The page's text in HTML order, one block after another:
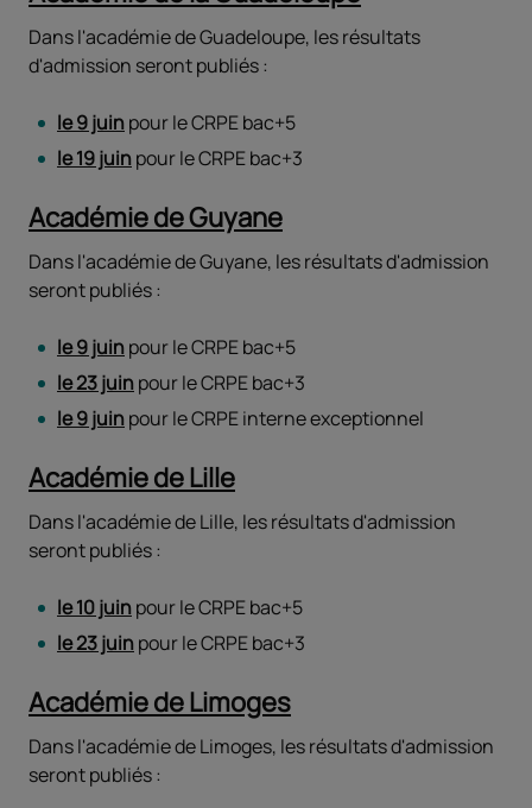
Dans l'académie de Guadeloupe, les résultats
d'admission seront publiés :
le 9 juinpour le CRPE bac+5
le 19 juinpour le CRPE bac+3
Académie de Guyane
Dans l'académie de Guyane, les résultats d'admission
seront publiés :
le 9 juinpour le CRPE bac+5
le 23 juinpour le CRPE bac+3
le 9 juinpour le CRPE interne exceptionnel
Académie de Lille
Dans l'académie de Lille, les résultats d'admission
seront publiés :
le 10 juinpour le CRPE bac+5
le 23 juinpour le CRPE bac+3
Académie de Limoges
Dans l'académie de Limoges, les résultats d'admission
seront publiés :